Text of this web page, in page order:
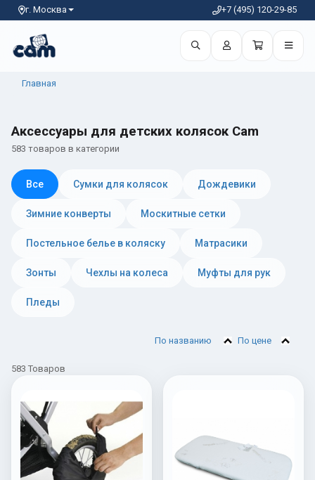
г. Москва +7 (495) 120-29-85
Главная
Аксессуары для детских колясок Cam
583 товаров в категории
Все Сумки для колясок Дождевики
Зимние конверты Москитные сетки
Постельное белье в коляску Матрасики
Зонты Чехлы на колеса Муфты для рук
Пледы
По названию По цене
583 Товаров